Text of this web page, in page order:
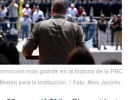
más grande en la historia de la PNC
para la institución. / Foto: Alex Jacinto.